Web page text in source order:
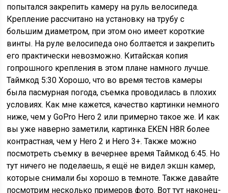
попытался закрепить камеру на руль велосипеда.
Крепление рассчитано на установку на трубу с
большим диаметром, при этом оно имеет короткие
винты. На руле велосипеда оно болтается и закрепить
его практически невозможно. Китайская копия
гопрошного крепления в этом плане намного лучше.
Таймкод 5:30 Хорошо, что во время тестов камеры
была пасмурная погода, съемка проводилась в плохих
условиях. Как мне кажется, качество картинки немного
ниже, чем у GoPro Hero 2 или примерно такое же. И как
вы уже наверно заметили, картинка EKEN H8R более
контрастная, чем у Hero 2 и Hero 3+. Также можно
посмотреть съемку в вечернее время Таймкод 6:45. Но
тут ничего не поделаешь, я ещё не видел экшн камер,
которые снимали бы хорошо в темноте. Также давайте
посмотрим несколько примеров фото. Вот тут наконец-